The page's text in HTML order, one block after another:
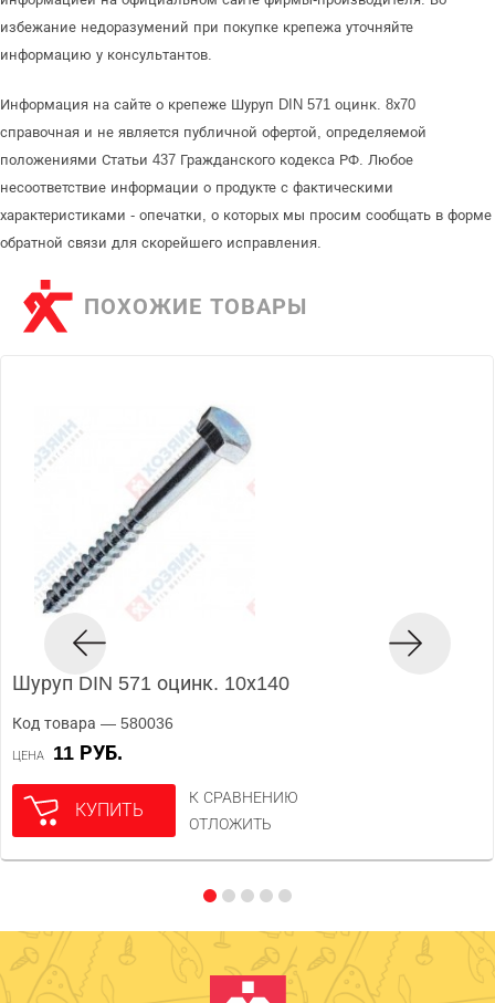
избежание недоразумений при покупке крепежа уточняйте
информацию у консультантов.
Информация на сайте о крепеже Шуруп DIN 571 оцинк. 8х70
справочная и не является публичной офертой, определяемой
положениями Статьи 437 Гражданского кодекса РФ. Любое
несоответствие информации о продукте с фактическими
характеристиками - опечатки, о которых мы просим сообщать в форме
обратной связи для скорейшего исправления.
ПОХОЖИЕ ТОВАРЫ
Шуруп DIN 571 оцинк. 10х140
Код товара — 580036
ЦЕНА 11 РУБ.
КУПИТЬ
К СРАВНЕНИЮ
ОТЛОЖИТЬ